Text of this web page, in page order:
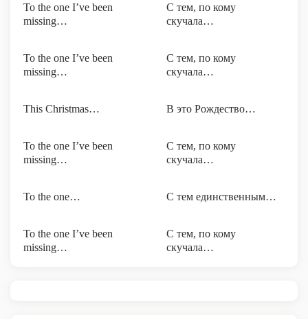
To the one I’ve been
missing…
С тем, по кому
скучала…
To the one I’ve been
missing…
С тем, по кому
скучала…
This Christmas… В это Рождество…
To the one I’ve been
missing…
С тем, по кому
скучала…
To the one… С тем единственным…
To the one I’ve been
missing…
С тем, по кому
скучала…